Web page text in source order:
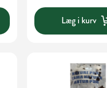
Læg i kurv